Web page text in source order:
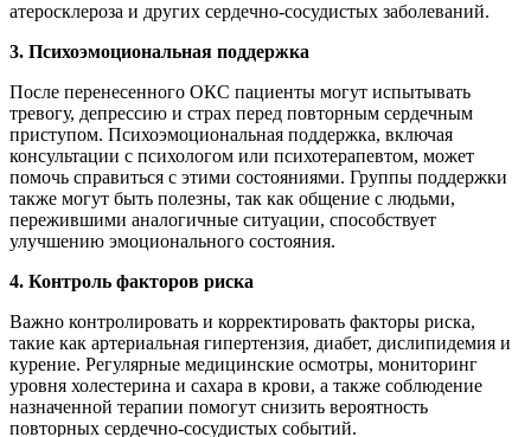
атеросклероза и других сердечно-сосудистых заболеваний.
3. Психоэмоциональная поддержка
После перенесенного ОКС пациенты могут испытывать
тревогу, депрессию и страх перед повторным сердечным
приступом. Психоэмоциональная поддержка, включая
консультации с психологом или психотерапевтом, может
помочь справиться с этими состояниями. Группы поддержки
также могут быть полезны, так как общение с людьми,
пережившими аналогичные ситуации, способствует
улучшению эмоционального состояния.
4. Контроль факторов риска
Важно контролировать и корректировать факторы риска,
такие как артериальная гипертензия, диабет, дислипидемия и
курение. Регулярные медицинские осмотры, мониторинг
уровня холестерина и сахара в крови, а также соблюдение
назначенной терапии помогут снизить вероятность
повторных сердечно-сосудистых событий.